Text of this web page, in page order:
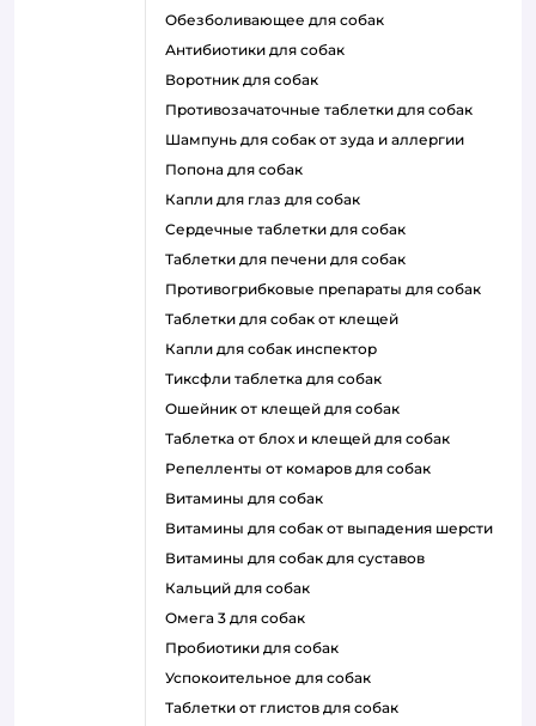
обезболивающее для собак
антибиотики для собак
воротник для собак
противозачаточные таблетки для собак
шампунь для собак от зуда и аллергии
попона для собак
капли для глаз для собак
сердечные таблетки для собак
таблетки для печени для собак
противогрибковые препараты для собак
таблетки для собак от клещей
капли для собак инспектор
тиксфли таблетка для собак
ошейник от клещей для собак
таблетка от блох и клещей для собак
репелленты от комаров для собак
витамины для собак
витамины для собак от выпадения шерсти
витамины для собак для суставов
кальций для собак
омега 3 для собак
пробиотики для собак
успокоительное для собак
таблетки от глистов для собак